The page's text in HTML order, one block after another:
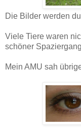
Die Bilder werden
Viele Tiere waren
schöner
Mein AMU sah